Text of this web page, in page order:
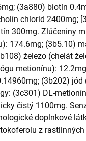
(3a880) biotín
chlorid 2400mg;
300mg. Zlúčeniny
174.6mg; (3b5.10)
železo (chelát
metionínu):
(3b202)
(3c301) DL-
čistý 1100mg.
doplnkové
z